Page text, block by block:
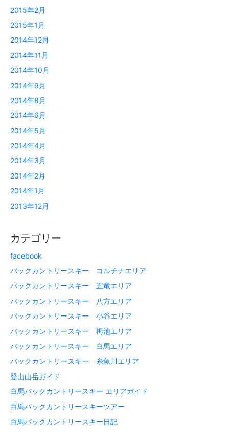
2015年2月
2015年1月
2014年12月
2014年11月
2014年10月
2014年9月
2014年8月
2014年6月
2014年5月
2014年4月
2014年3月
2014年2月
2014年1月
2013年12月
カテゴリー
facebook
バックカントリースキー コルチナエリア
バックカントリースキー 五竜エリア
バックカントリースキー 八方エリア
バックカントリースキー 小谷エリア
バックカントリースキー 栂池エリア
バックカントリースキー 白馬エリア
バックカントリースキー 糸魚川エリア
登山山岳ガイド
白馬バックカントリースキー エリアガイド
白馬バックカントリースキーツアー
白馬バックカントリースキー日記